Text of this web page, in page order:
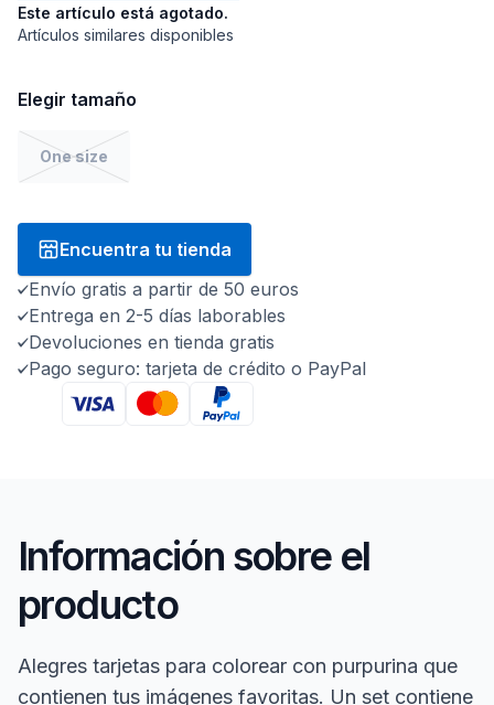
Este artículo está agotado.
Artículos similares disponibles
Elegir tamaño
One size
Encuentra tu tienda
Envío gratis a partir de 50 euros
Entrega en 2-5 días laborables
Devoluciones en tienda gratis
Pago seguro: tarjeta de crédito o PayPal
Información sobre el
producto
Alegres tarjetas para colorear con purpurina que
contienen tus imágenes favoritas. Un set contiene